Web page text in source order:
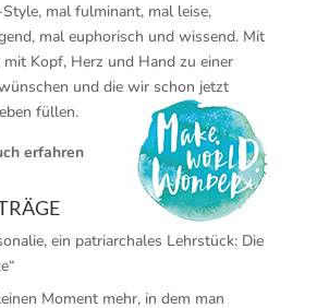
mal fulminant, mal leise,
mal euphorisch und wissend. Mit
mit Kopf, Herz und Hand zu einer
und die wir schon jetzt
füllen.
erfahren
ein patriarchales Lehrstück: Die
Moment mehr, in dem man